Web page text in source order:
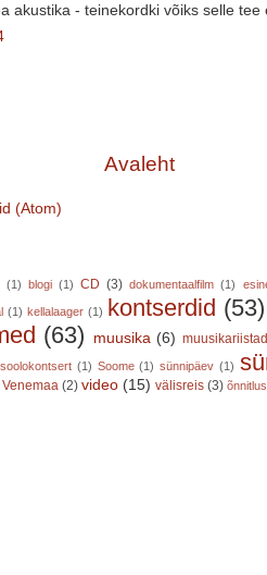
akustika - teinekordki võiks selle tee
Avaleht
(Atom)
(1) blogi (1) CD (3) dokumentaalfilm (1)
(1) kellalaager (1) kontserdid (53)
(63) muusika (6) muusikariistad
soolokontsert (1) Soome (1) sünnipäev (1)
Venemaa (2) video (15) välisreis (3)